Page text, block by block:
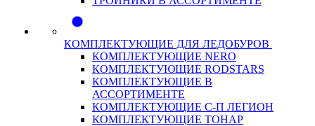
КОМПЛЕКТУЮЩИЕ ДЛЯ ЛЕДОБУРОВ
КОМПЛЕКТУЮЩИЕ NERO
КОМПЛЕКТУЮЩИЕ RODSTARS
КОМПЛЕКТУЮЩИЕ В
АССОРТИМЕНТЕ
КОМПЛЕКТУЮЩИЕ С-П ЛЕГИОН
КОМПЛЕКТУЮЩИЕ ТОНАР